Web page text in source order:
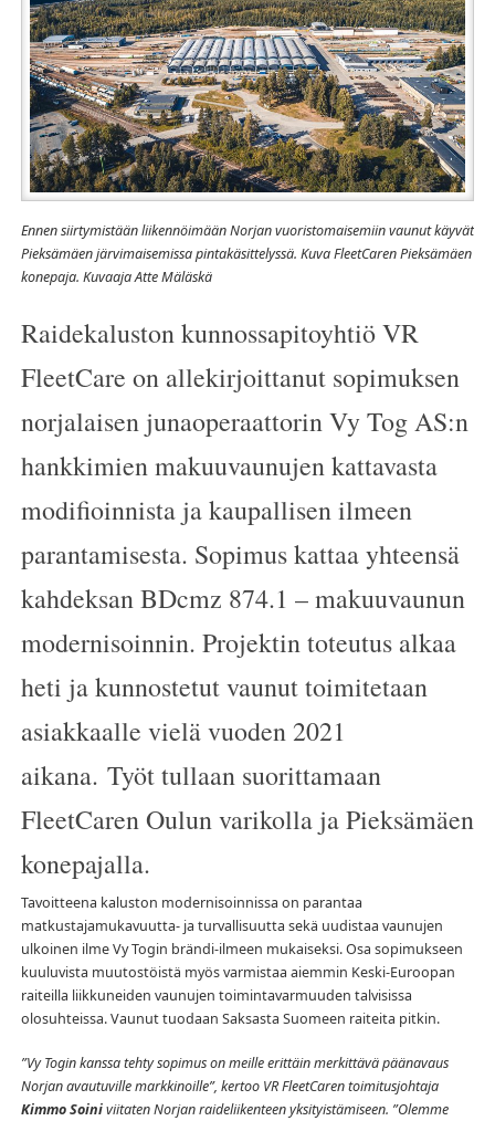
Ennen siirtymistään liikennöimään Norjan vuoristomaisemiin vaunut käyvät
Pieksämäen järvimaisemissa pintakäsittelyssä. Kuva FleetCaren Pieksämäen
konepaja. Kuvaaja Atte Mäläskä
Raidekaluston kunnossapitoyhtiö VR
FleetCare on allekirjoittanut sopimuksen
norjalaisen junaoperaattorin Vy Tog AS:n
hankkimien makuuvaunujen kattavasta
modifioinnista ja kaupallisen ilmeen
parantamisesta. Sopimus kattaa yhteensä
kahdeksan BDcmz 874.1 – makuuvaunun
modernisoinnin. Projektin toteutus alkaa
heti ja kunnostetut vaunut toimitetaan
asiakkaalle vielä vuoden 2021
aikana. Työt tullaan suorittamaan
FleetCaren Oulun varikolla ja Pieksämäen
konepajalla.
Tavoitteena kaluston modernisoinnissa on parantaa
matkustajamukavuutta- ja turvallisuutta sekä uudistaa vaunujen
ulkoinen ilme Vy Togin brändi-ilmeen mukaiseksi. Osa sopimukseen
kuuluvista muutostöistä myös varmistaa aiemmin Keski-Euroopan
raiteilla liikkuneiden vaunujen toimintavarmuuden talvisissa
olosuhteissa. Vaunut tuodaan Saksasta Suomeen raiteita pitkin.
”Vy Togin kanssa tehty sopimus on meille erittäin merkittävä päänavaus
Norjan avautuville markkinoille”, kertoo VR FleetCaren toimitusjohtaja
Kimmo Soiniviitaten Norjan raideliikenteen yksityistämiseen. ”Olemme